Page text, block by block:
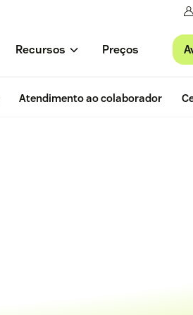
Recursos Preços
Atendimento ao colaborador